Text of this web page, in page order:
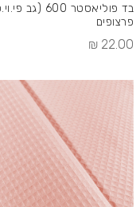
בד פוליאסטר 600 (גב
פרצופים
22.00 ₪